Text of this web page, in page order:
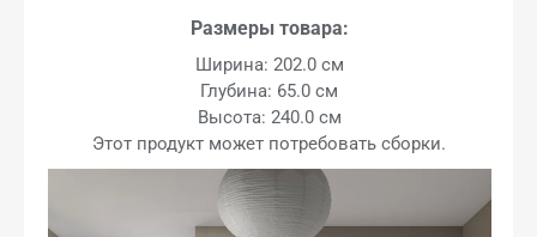
Размеры товара:
Ширина: 202.0 см
Глубина: 65.0 см
Высота: 240.0 см
Этот продукт может потребовать сборки.